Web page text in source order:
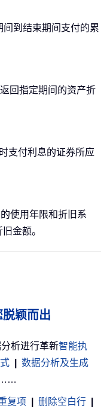
到结束期间支付的累
回指定期间的资产折
支付利息的证券所应
使用年限和折旧系
金额。
颖而出
析进行革新智能执
数据分析及生成
复项 删除空白行